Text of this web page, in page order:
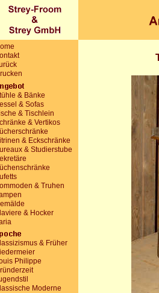
& Bänke
& Sofas
& Tischlein
& Vertikos
& Eckschränke
& Studierstube
& Truhen
& Hocker
& Früher
Philippe
Moderne